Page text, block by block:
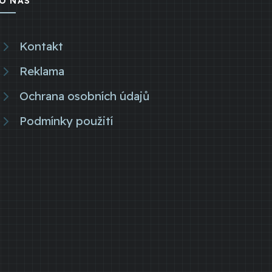
Kontakt
Reklama
Ochrana osobních údajů
Podmínky použití